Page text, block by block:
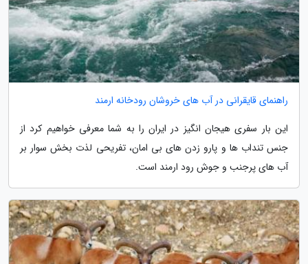
راهنمای قایقرانی در آب های خروشان رودخانه ارمند
این بار سفری هیجان انگیز در ایران را به شما معرفی خواهیم کرد از
جنس تنداب ها و پارو زدن های بی امان، تفریحی لذت بخش سوار بر
آب های پرجنب و جوش رود ارمند است.